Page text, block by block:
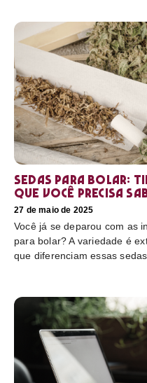
Sedas para bolar:
que você precisa
27 de maio de 2025
Você já se deparou com as
para bolar? A variedade é
que diferenciam essas sedas.